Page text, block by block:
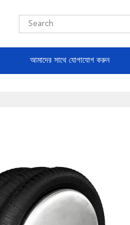
আমাদের সাথে যোগাযোগ করুন